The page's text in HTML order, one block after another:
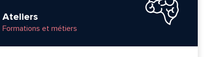
Ateliers
Formations et métiers